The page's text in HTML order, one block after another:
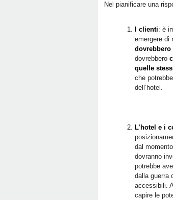
Nel pianificare una
I clienti: è
emergere di
dovrebbero
quelle
che
dell’hotel.
L’hotel e i
dal
dovranno
potrebbe
dalla guerra
accessibili.
capire le